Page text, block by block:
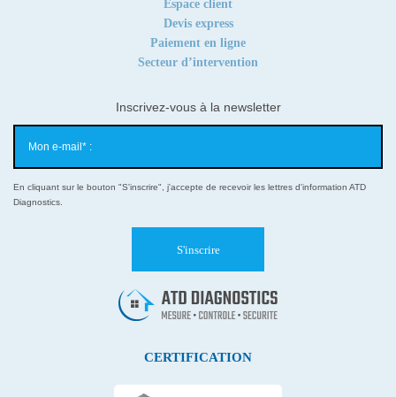
Espace client
Devis express
Paiement en ligne
Secteur d’intervention
Inscrivez-vous à la newsletter
En cliquant sur le bouton "S'inscrire", j'accepte de recevoir les lettres d'information ATD
Diagnostics.
CERTIFICATION